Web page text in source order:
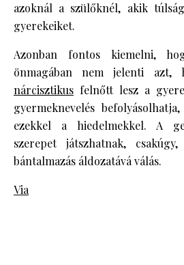
azoknál a szülőknél, akik
gyerekeiket.
Azonban fontos kiemelni,
önmagában nem jelenti azt,
nárcisztikus felnőtt lesz a
gyermeknevelés
ezekkel a hiedelmekkel. A
szerepet játszhatnak,
bántalmazás áldozatává válás.
Via